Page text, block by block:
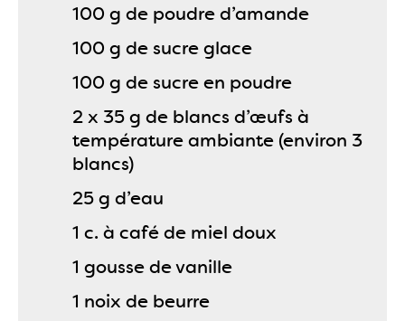
100 g de poudre d’amande
100 g de sucre glace
100 g de sucre en poudre
2 x 35 g de blancs d’œufs à
température ambiante (environ 3
blancs)
25 g d’eau
1 c. à café de miel doux
1 gousse de vanille
1 noix de beurre